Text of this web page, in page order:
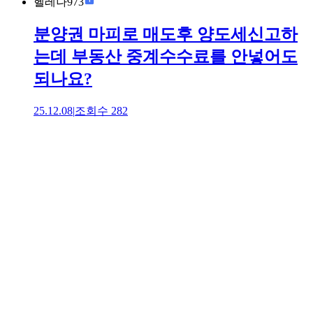
분양권 마피로 매도후 양도세신고하
는데 부동산 중계수수료를 안넣어도
되나요?
25.12.08|조회수 282